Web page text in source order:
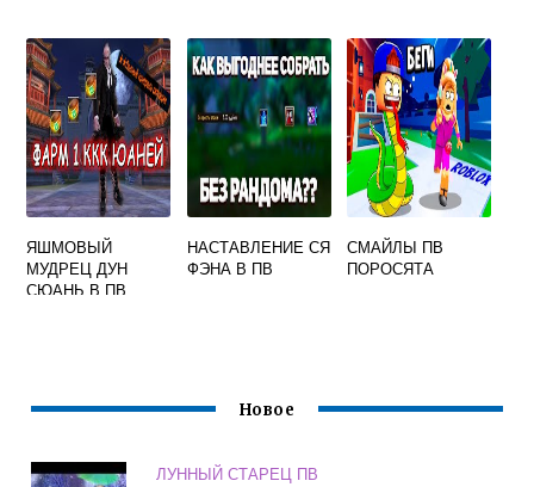
ЯШМОВЫЙ
МУДРЕЦ ДУН
СЮАНЬ В ПВ
НАСТАВЛЕНИЕ СЯ
ФЭНА В ПВ
СМАЙЛЫ ПВ
ПОРОСЯТА
Новое
ЛУННЫЙ СТАРЕЦ ПВ